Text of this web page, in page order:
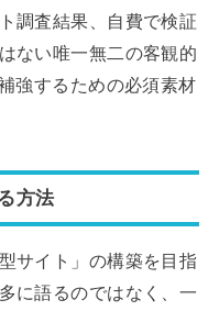
調査結果、自費で検証
ない唯一無二の客観的
強するための必須素材
方法
サイト」の構築を目指
に語るのではなく、一